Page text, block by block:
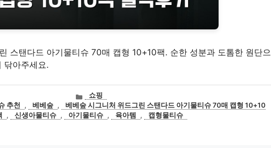
스탠다드 아기물티슈 70매 캡형 10+10팩. 순한 성분과 도톰한 원단으
닦아주세요.
카
테
고
쇼핑
추천 , 베베숲 ,
베베숲 시그니처 위드그린 스탠다드 아기물티슈 70매 캡형 10+10
, 신생아물티슈 , 아기물티슈 , 육아템 , 캡형물티슈